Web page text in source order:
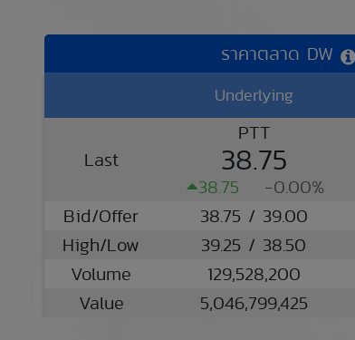
ราคาตลาด DW
Underlying
Last
PTT
38.75
38.75 -0.00%
Bid/Offer
38.75 / 39.00
High/Low
39.25 / 38.50
Volume
129,528,200
Value
5,046,799,425